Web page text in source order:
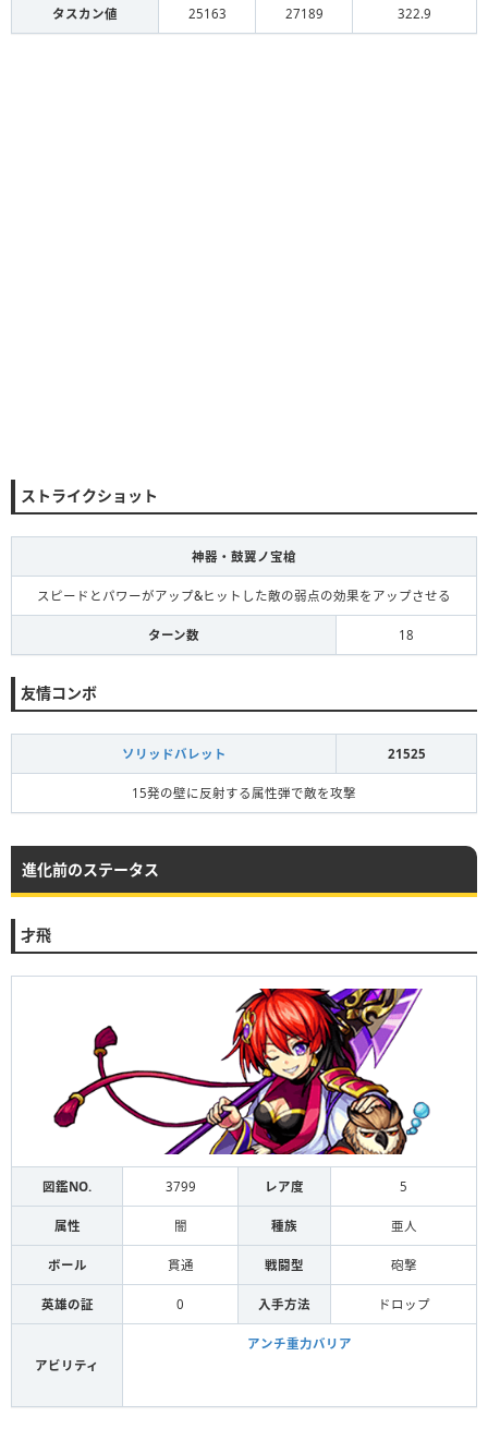
タスカン値 25163 27189 322.9
ストライクショット
神器・鼓翼ノ宝槍
スピードとパワーがアップ&ヒットした敵の弱点の効果をアップさせる
ターン数 18
友情コンボ
ソリッドバレット 21525
15発の壁に反射する属性弾で敵を攻撃
進化前のステータス
才飛
図鑑NO. 3799 レア度 5
属性 闇 種族 亜人
ボール 貫通 戦闘型 砲撃
英雄の証 0 入手方法 ドロップ
アビリティ
アンチ重力バリア